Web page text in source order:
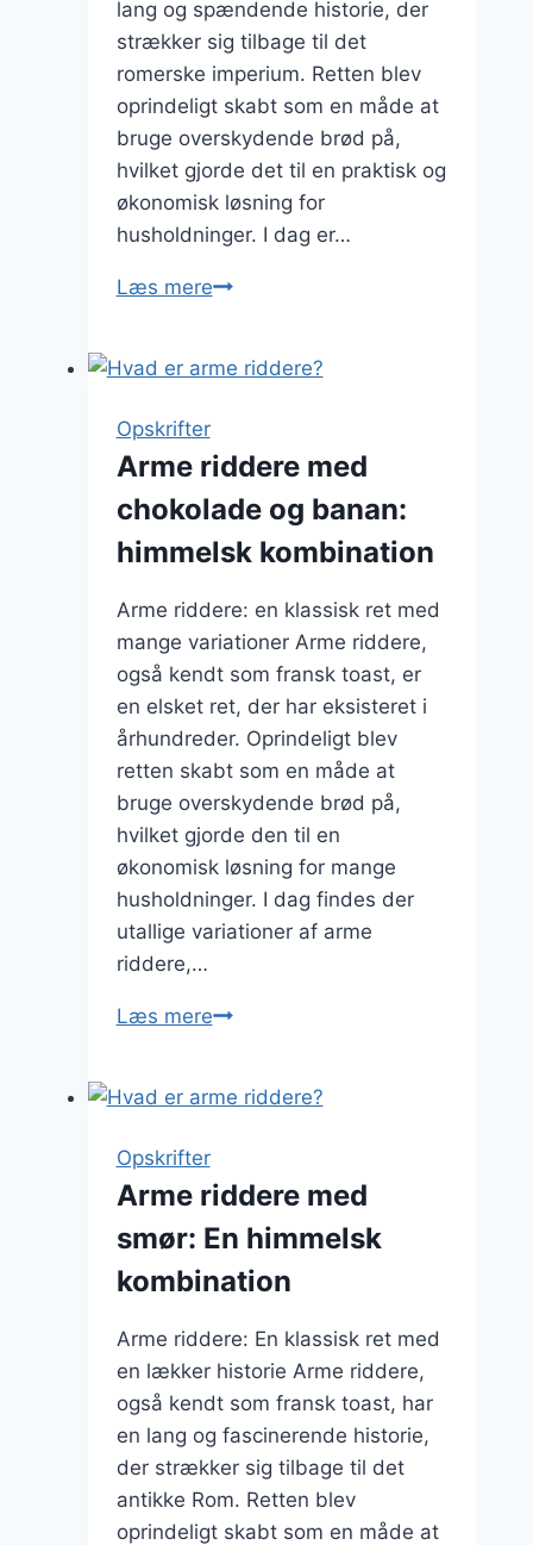
lang og spændende historie, der
strækker sig tilbage til det
romerske imperium. Retten blev
oprindeligt skabt som en måde at
bruge overskydende brød på,
hvilket gjorde det til en praktisk og
økonomisk løsning for
husholdninger. I dag er…
Læs mereArme
flødeskum
klassisk
kærkommen
kombination
Opskrifter
Arme riddere med
chokolade og banan:
himmelsk kombination
Arme riddere: en klassisk ret med
mange variationer Arme riddere,
også kendt som fransk toast, er
en elsket ret, der har eksisteret i
århundreder. Oprindeligt blev
retten skabt som en måde at
bruge overskydende brød på,
hvilket gjorde den til en
økonomisk løsning for mange
husholdninger. I dag findes der
utallige variationer af arme
riddere,…
Læs mereArme
chokolade
himmelsk
kombination
Opskrifter
Arme riddere med
smør: En himmelsk
kombination
Arme riddere: En klassisk ret med
en lækker historie Arme riddere,
også kendt som fransk toast, har
en lang og fascinerende historie,
der strækker sig tilbage til det
antikke Rom. Retten blev
oprindeligt skabt som en måde at